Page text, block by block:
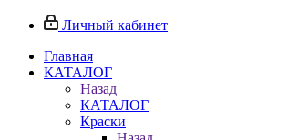
Личный кабинет
Главная
КАТАЛОГ
Назад
КАТАЛОГ
Краски